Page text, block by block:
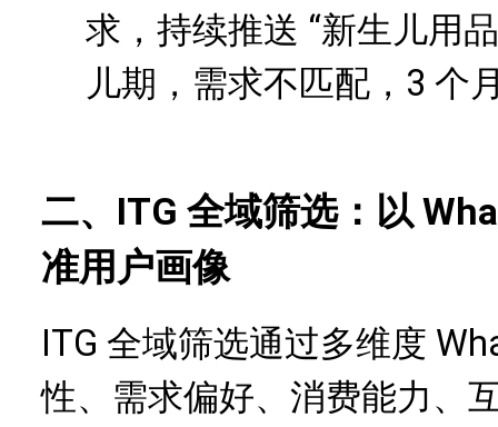
求，持续推送 “新生儿用
儿期，需求不匹配，3 个
二、ITG 全域筛选：以
准用户画像
ITG 全域筛选通过多维度
性、需求偏好、消费能力、